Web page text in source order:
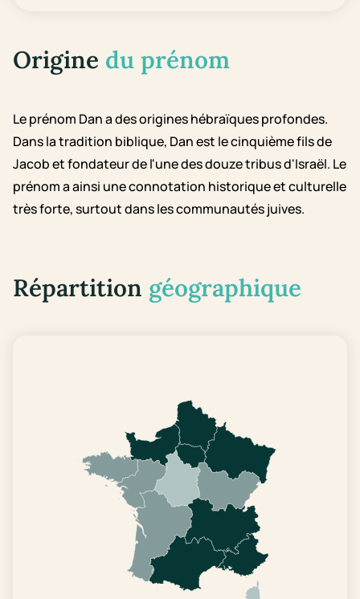
Origine du prénom
Le prénom Dan a des origines hébraïques profondes.
Dans la tradition biblique, Dan est le cinquième fils de
Jacob et fondateur de l'une des douze tribus d'Israël. Le
prénom a ainsi une connotation historique et culturelle
très forte, surtout dans les communautés juives.
Répartition géographique